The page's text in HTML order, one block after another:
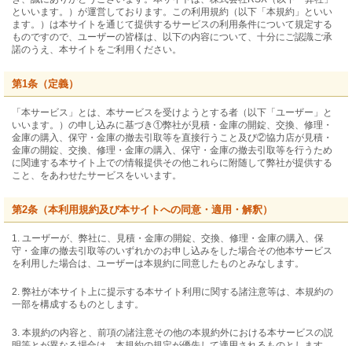
といいます。）が運営しております。この利用規約（以下「本規約」といい
ます。）は本サイトを通じて提供するサービスの利用条件について規定する
ものですので、ユーザーの皆様は、以下の内容について、十分にご認識ご承
諾のうえ、本サイトをご利用ください。
第1条（定義）
「本サービス」とは、本サービスを受けようとする者（以下「ユーザー」と
いいます。）の申し込みに基づき①弊社が見積・金庫の開錠、交換、修理・
金庫の購入、保守・金庫の撤去引取等を直接行うこと及び②協力店が見積・
金庫の開錠、交換、修理・金庫の購入、保守・金庫の撤去引取等を行うため
に関連する本サイト上での情報提供その他これらに附随して弊社が提供する
こと、をあわせたサービスをいいます。
第2条（本利用規約及び本サイトへの同意・適用・解釈）
1. ユーザーが、弊社に、見積・金庫の開錠、交換、修理・金庫の購入、保
守・金庫の撤去引取等のいずれかのお申し込みをした場合その他本サービス
を利用した場合は、ユーザーは本規約に同意したものとみなします。
2. 弊社が本サイト上に提示する本サイト利用に関する諸注意等は、本規約の
一部を構成するものとします。
3. 本規約の内容と、前項の諸注意その他の本規約外における本サービスの説